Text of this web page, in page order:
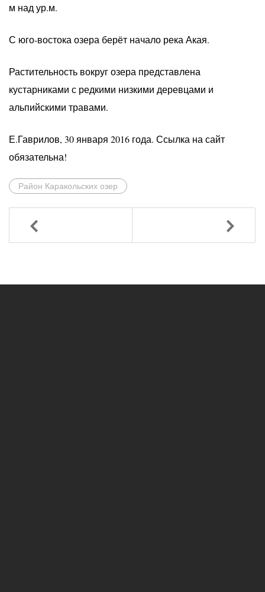
м над ур.м.
С юго-востока озера берёт начало река Акая.
Растительность вокруг озера представлена
кустарниками с редкими низкими деревцами и
альпийскими травами.
Е.Гаврилов, 30 января 2016 года. Ссылка на сайт
обязательна!
Район Каракольских озер
Назад Вперед